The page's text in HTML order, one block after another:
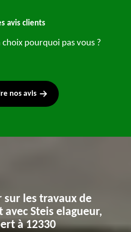
avis clients
pourquoi pas vous ?
nos avis
sur les travaux de
Steis elagueur,
à 12330